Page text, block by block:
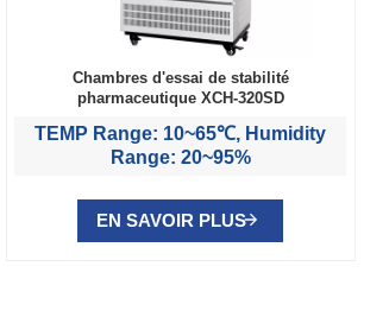
Chambres d'essai de stabilité
pharmaceutique XCH-320SD
TEMP Range: 10~65℃, Humidity
Range: 20~95%
EN SAVOIR PLUS